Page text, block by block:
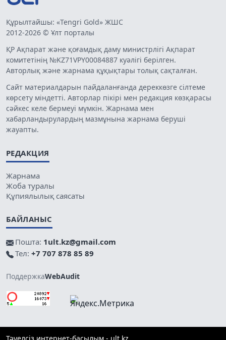
Құрылтайшы: «Tengri Gold» ЖШС
2012-2026 © Ұлт порталы
ҚР Ақпарат және қоғамдық даму министрлігі Ақпарат
комитетінің №KZ71VPY00084887 куәлігі берілген.
Авторлық және жарнама құқықтары толық сақталған.
Сайт материалдарын пайдаланғанда дереккөзге сілтеме
көрсету міндетті. Авторлар пікірі мен редакция көзқарасы
сәйкес келе бермеуі мүмкін. Жарнама мен
хабарландырулардың мазмұнына жарнама беруші
жауапты.
РЕДАКЦИЯ
Жарнама
Жоба туралы
Құпиялылық саясаты
БАЙЛАНЫС
Пошта: 1ult.kz@gmail.com
Тел: +7 707 878 85 89
ПоддержкаWebAudit